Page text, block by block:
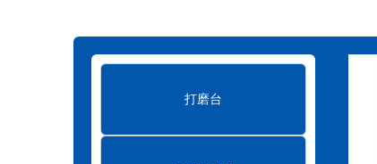
真空清扫设备在环保行业中的作用
打磨台